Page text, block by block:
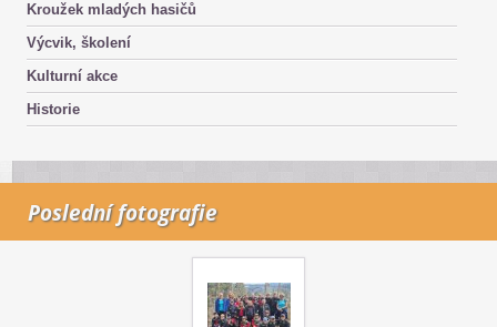
Kroužek mladých hasičů
Výcvik, školení
Kulturní akce
Historie
Poslední fotografie